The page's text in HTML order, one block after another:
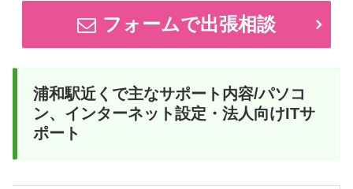
フォームで出張相談
浦和駅近くで主なサポート内容/パソコ
ン、インターネット設定・法人向けITサ
ポート